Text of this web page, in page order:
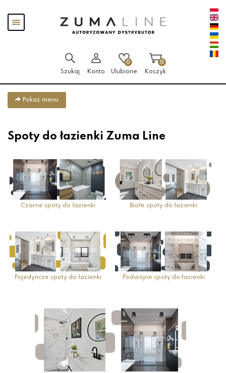
Pokaż
menu
Szukaj Konto
0
Ulubione
0
Koszyk
Pokaż menu
Spoty do łazienki Zuma Line
Czarne spoty do łazienki Białe spoty do łazienki
Pojedyncze spoty do łazienki Podwójne spoty do łazienki